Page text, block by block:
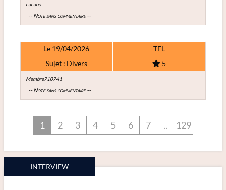
cacaoo
-- Note sans commentaire --
Le 19/04/2026
TEL
Sujet : Divers
5
Membre710741
-- Note sans commentaire --
1 2 3 4 5 6 7 .. 129
INTERVIEW